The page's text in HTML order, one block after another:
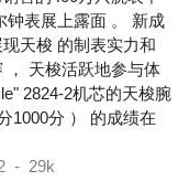
钟表展上露面 。 新成
天梭 的制表实力和
， 天梭活跃地参与体
2824-2机芯的天梭腕
1000分 ） 的成绩在
- 29k